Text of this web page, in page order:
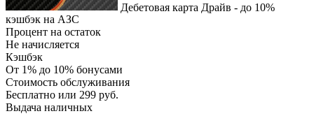
Дебетовая карта Драйв - до 10%
кэшбэк на АЗС
Процент на остаток
Не начисляется
Кэшбэк
От 1% до 10% бонусами
Стоимость обслуживания
Бесплатно или 299 руб.
Выдача наличных